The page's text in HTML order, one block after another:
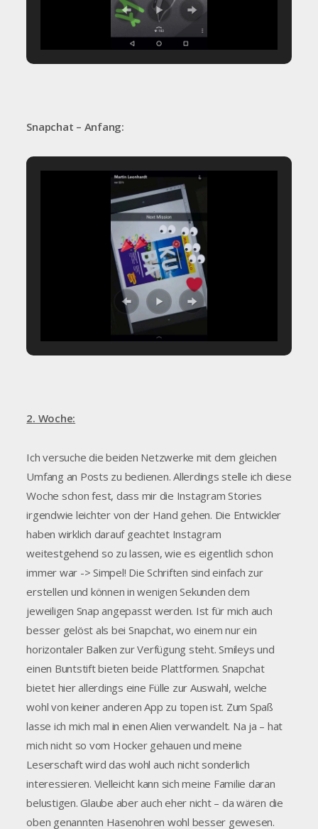
Snapchat – Anfang:
2. Woche:
Ich versuche die beiden Netzwerke mit dem gleichen
Umfang an Posts zu bedienen. Allerdings stelle ich diese
Woche schon fest, dass mir die Instagram Stories
irgendwie leichter von der Hand gehen. Die Entwickler
haben wirklich darauf geachtet Instagram
weitestgehend so zu lassen, wie es eigentlich schon
immer war -> Simpel! Die Schriften sind einfach zur
erstellen und können in wenigen Sekunden dem
jeweiligen Snap angepasst werden. Ist für mich auch
besser gelöst als bei Snapchat, wo einem nur ein
horizontaler Balken zur Verfügung steht. Smileys und
einen Buntstift bieten beide Plattformen. Snapchat
bietet hier allerdings eine Fülle zur Auswahl, welche
wohl von keiner anderen App zu topen ist. Zum Spaß
lasse ich mich mal in einen Alien verwandelt. Na ja – hat
mich nicht so vom Hocker gehauen und meine
Leserschaft wird das wohl auch nicht sonderlich
interessieren. Vielleicht kann sich meine Familie daran
belustigen. Glaube aber auch eher nicht – da wären die
oben genannten Hasenohren wohl besser gewesen.